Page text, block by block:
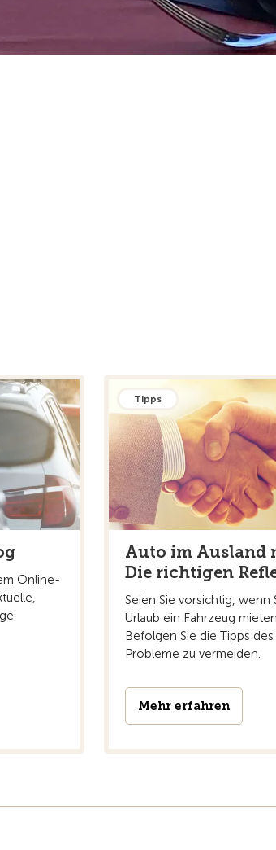
Online-
Tipps
Auto im Ausland
Die richtigen
Seien Sie vorsichtig, wenn
Urlaub ein Fahrzeug
Befolgen Sie die Tipps des
Probleme zu vermeiden.
Mehr erfahren